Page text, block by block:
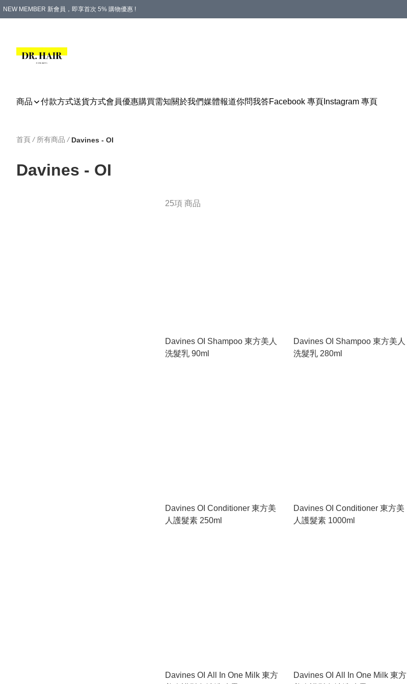
NEW MEMBER 新會員，即享首次 5% 購物優惠 !
商品 付款方式送貨方式會員優惠購買需知關於我們媒體報道你問我答Facebook 專頁 Instagram 專頁
首頁 / 所有商品 / Davines - OI
Davines - OI
25項 商品
Davines OI Shampoo 東方美人
洗髮乳 90ml
Davines OI Shampoo 東方美人
洗髮乳 280ml
Davines OI Conditioner 東方美
人護髮素 250ml
Davines OI Conditioner 東方美
人護髮素 1000ml
Davines OI All In One Milk 東方
Davines OI All In One Milk 東方